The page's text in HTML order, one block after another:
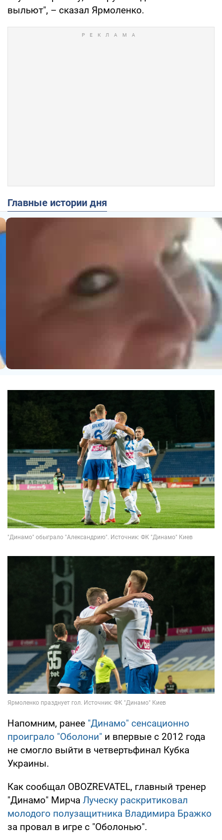
выльют", – сказал Ярмоленко.
Главные истории дня
Напомним, ранее "Динамо" сенсационно
проиграло "Оболони" и впервые с 2012 года
не смогло выйти в четвертьфинал Кубка
Украины.
Как сообщал OBOZREVATEL, главный тренер
"Динамо" Мирча Луческу раскритиковал
молодого полузащитника Владимира Бражко
за провал в игре с "Оболонью".